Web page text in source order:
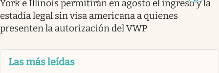
York e Illinois permitirán en agosto el ingreso y la
estadía legal sin visa americana a quienes
presenten la autorización del VWP
Las más leídas